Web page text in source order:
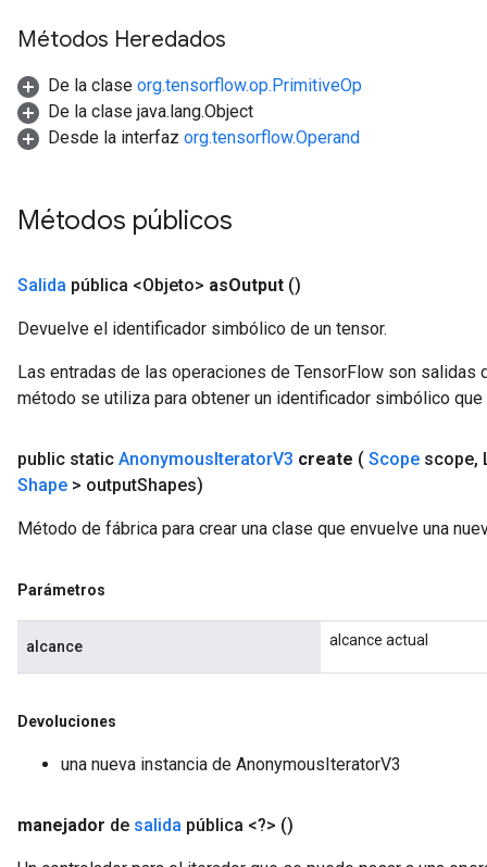
Métodos Heredados
De la clase org.tensorflow.op.PrimitiveOp
De la clase java.lang.Object
Desde la interfaz org.tensorflow.Operand
Métodos públicos
Salida pública <Objeto> asOutput ()
Devuelve el identificador simbólico de un tensor.
Las entradas de las operaciones de TensorFlow son salidas
método se utiliza para obtener un identificador simbólico
public static AnonymousIteratorV3 create ( Scope scope,
Shape > outputShapes)
Método de fábrica para crear una clase que envuelve una
Parámetros
alcance alcance actual
Devoluciones
una nueva instancia de AnonymousIteratorV3
manejador de salida pública <?> ()